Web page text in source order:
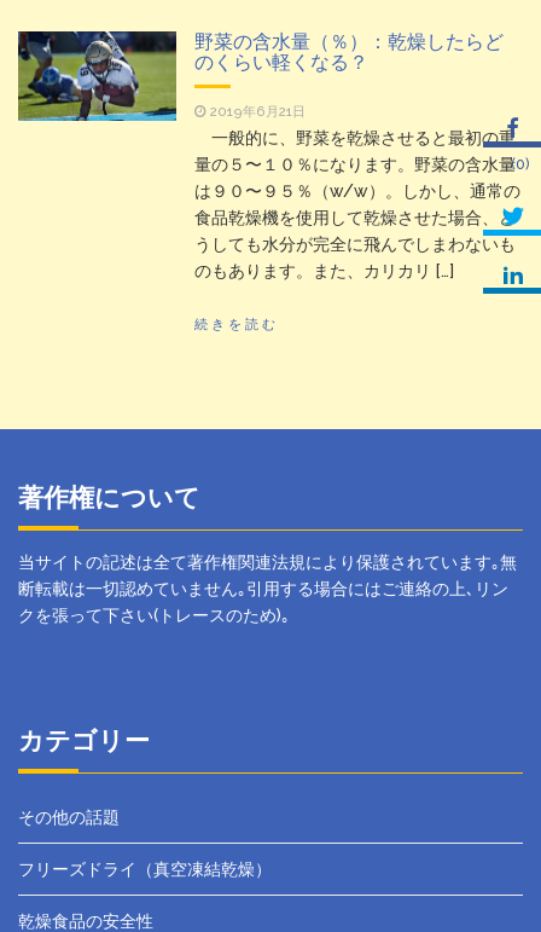
0
2019年6月27日
フリーズドライは万能ではな
い！精油の香りが飛ぶんです。
野菜の含水量（％）：乾燥し
たらどのくらい軽くなる？
食品乾燥機 v.s. 真空凍結乾燥
機（温風乾燥v.s.フリーズドライ）
野菜の含水量（％）：乾燥したらど
のくらい軽くなる？
2019年6月21日
一般的に、野菜を乾燥させると最初の重
量の５〜１０％になります。野菜の含水量
は９０〜９５％（w/w）。しかし、通常の
食品乾燥機を使用して乾燥させた場合、ど
うしても水分が完全に飛んでしまわないも
のもあります。また、カリカリ […]
続きを読む
著作権について
当サイトの記述は全て著作権関連法規により保護されています｡無
断転載は一切認めていません｡引用する場合にはご連絡の上､リン
クを張って下さい(トレースのため)｡
カテゴリー
その他の話題
フリーズドライ（真空凍結乾燥）
乾燥食品の安全性